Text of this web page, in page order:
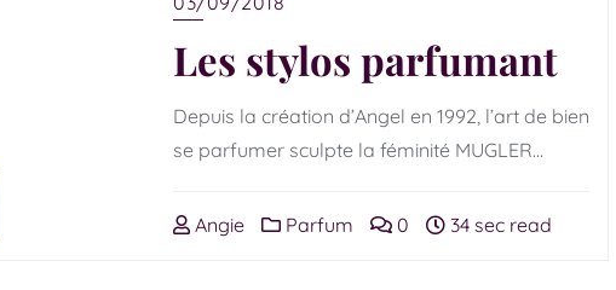
Les stylos parfumant
Depuis la création d’Angel en 1992, l’art de bien
se parfumer sculpte la féminité MUGLER…
Angie Parfum 0 34 sec read